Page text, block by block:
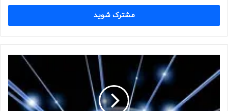
خود
وارد
کنید
های
روان
درمانی